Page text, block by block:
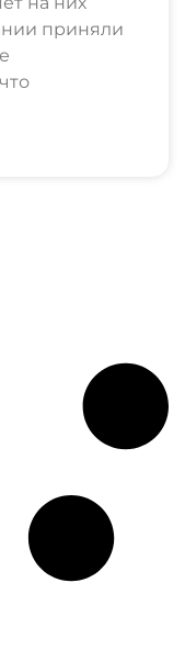
приняли